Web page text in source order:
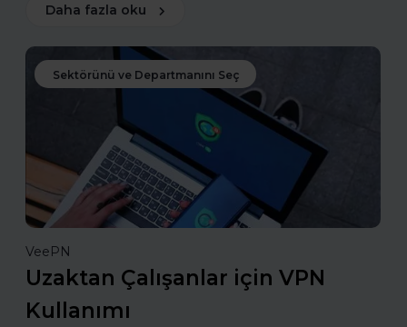
Daha fazla oku
Sektörünü ve Departmanını Seç
VeePN
Uzaktan Çalışanlar için VPN
Kullanımı